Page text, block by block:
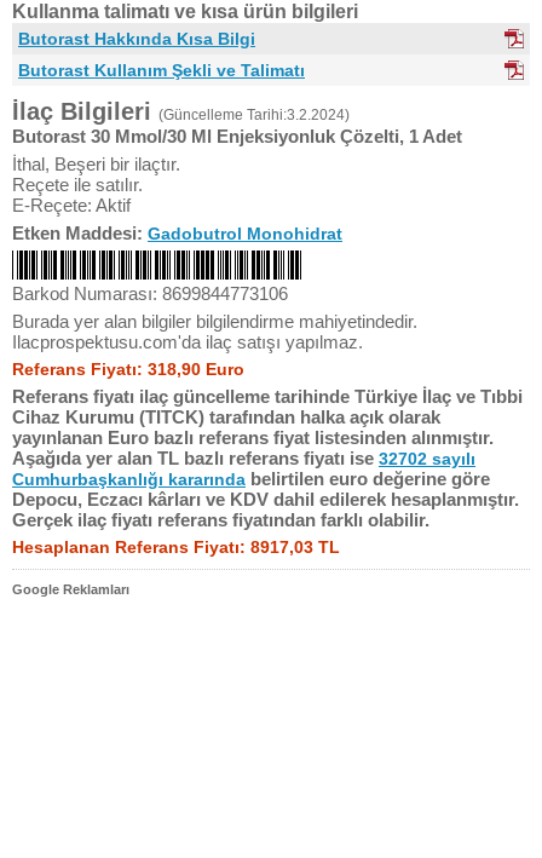
Kullanma talimatı ve kısa ürün bilgileri
Butorast Hakkında Kısa Bilgi
Butorast Kullanım Şekli ve Talimatı
İlaç Bilgileri (Güncelleme Tarihi:3.2.2024)
Butorast 30 Mmol/30 Ml Enjeksiyonluk Çözelti, 1 Adet
İthal, Beşeri bir ilaçtır.
Reçete ile satılır.
E-Reçete: Aktif
Etken Maddesi: Gadobutrol Monohidrat
Barkod Numarası: 8699844773106
Burada yer alan bilgiler bilgilendirme mahiyetindedir.
Ilacprospektusu.com'da ilaç satışı yapılmaz.
Referans Fiyatı: 318,90 Euro
Referans fiyatı ilaç güncelleme tarihinde Türkiye İlaç ve Tıbbi
Cihaz Kurumu (TITCK) tarafından halka açık olarak
yayınlanan Euro bazlı referans fiyat listesinden alınmıştır.
Aşağıda yer alan TL bazlı referans fiyatı ise 32702 sayılı
Cumhurbaşkanlığı kararında belirtilen euro değerine göre
Depocu, Eczacı kârları ve KDV dahil edilerek hesaplanmıştır.
Gerçek ilaç fiyatı referans fiyatından farklı olabilir.
Hesaplanan Referans Fiyatı: 8917,03 TL
Google Reklamları